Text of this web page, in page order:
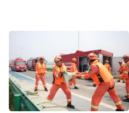
Português